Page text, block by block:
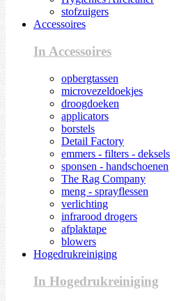
stofzuigers
Accessoires
In Accessoires
opbergtassen
microvezeldoekjes
droogdoeken
applicators
borstels
Detail Factory
emmers - filters - deksels
sponsen - handschoenen
The Rag Company
meng - sprayflessen
verlichting
infrarood drogers
afplaktape
blowers
Hogedrukreiniging
In Hogedrukreiniging